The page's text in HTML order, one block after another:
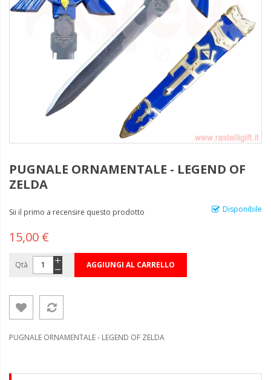
PUGNALE ORNAMENTALE - LEGEND OF
ZELDA
Disponibile
Sii il primo a recensire questo prodotto
15,00 €
Qtà AGGIUNGI AL CARRELLO
PUGNALE ORNAMENTALE - LEGEND OF ZELDA